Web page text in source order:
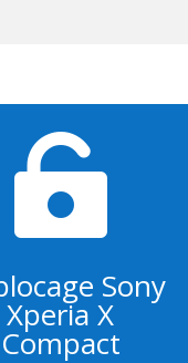

Sony
Xperia X
Compact